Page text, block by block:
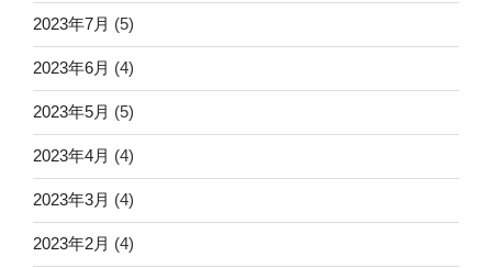
2023年7月 (5)
2023年6月 (4)
2023年5月 (5)
2023年4月 (4)
2023年3月 (4)
2023年2月 (4)